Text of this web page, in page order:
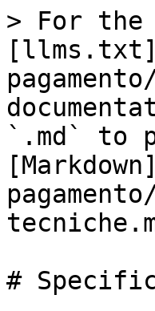
> For the
`.md` to
#